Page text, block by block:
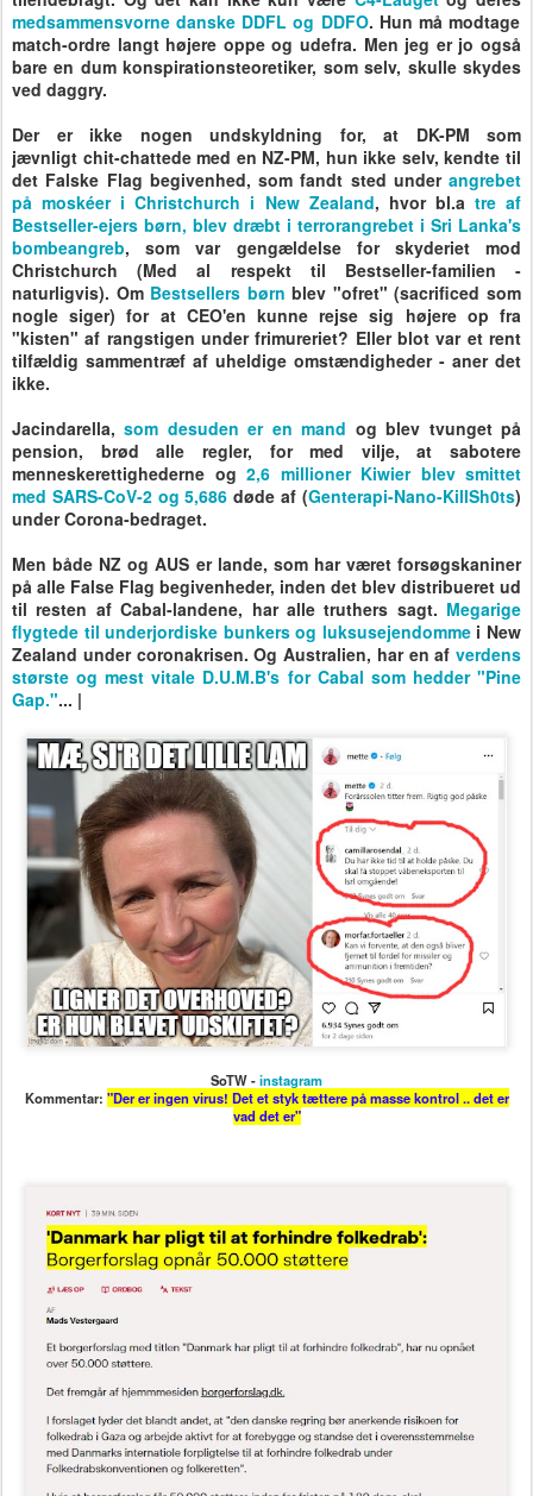
medsammensvorne danske DDFL og DDFO. Hun må modtage
match-ordre langt højere oppe og udefra. Men jeg er jo også
bare en dum konspirationsteoretiker, som selv, skulle skydes
ved daggry.
Der er ikke nogen undskyldning for, at DK-PM som
jævnligt chit-chattede med en NZ-PM, hun ikke selv, kendte til
det Falske Flag begivenhed, som fandt sted under angrebet
på moskéer i Christchurch i New Zealand, hvor bl.atre af
Bestseller-ejers børn, blev dræbt i terrorangrebet i Sri Lanka's
bombeangreb, som var gengældelse for skyderiet mod
Christchurch (Med al respekt til Bestseller-familien -
naturligvis). Om Bestsellers børn blev "ofret" (sacrificed som
nogle siger) for at CEO'en kunne rejse sig højere op fra
"kisten" af rangstigen under frimureriet? Eller blot var et rent
tilfældig sammentræf af uheldige omstændigheder - aner det
ikke.
Jacindarella,som desuden er en mand og blev tvunget på
pension, brød alle regler, for med vilje, at sabotere
menneskerettighederne og 2,6 millioner Kiwier blev smittet
med SARS-CoV-2 og 5,686 døde af (Genterapi-Nano-KillSh0ts)
under Corona-bedraget.
Men både NZ og AUS er lande, som har været forsøgskaniner
på alle False Flag begivenheder, inden det blev distribueret ud
til resten af Cabal-landene, har alle truthers sagt. Megarige
flygtede til underjordiske bunkers og luksusejendommei New
Zealand under coronakrisen. Og Australien, har en af verdens
største og mest vitale D.U.M.B's for Cabal som hedder "Pine
Gap."... |
SoTW -instagram
Kommentar: "Der er ingen virus! Det et styk tættere på masse kontrol .. det er
vad det er"